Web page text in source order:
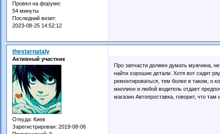
Провел на форуме:
54 минуты
Последний визит:
2023-08-25 14:52:12
thestarnataly
Активный участник
Откуда: Киев
Зарегистрирован: 2019-08-06
Про запчасти должен думать мужчина,
найти хорошие детали. Хотя вот сидит
ремонтироваться, тем более в таком, о
миллион и любой водитель отдает
магазин Автопроставка, говорит, что там